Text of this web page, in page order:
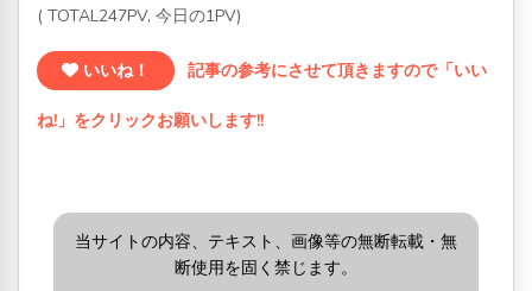
( TOTAL247PV, 今日の1PV)
いいね！ 記事の参考にさせて頂きますので「いい
ね!」をクリックお願いします!!
当サイトの内容、テキスト、画像等の無断転載・無
断使用を固く禁じます。